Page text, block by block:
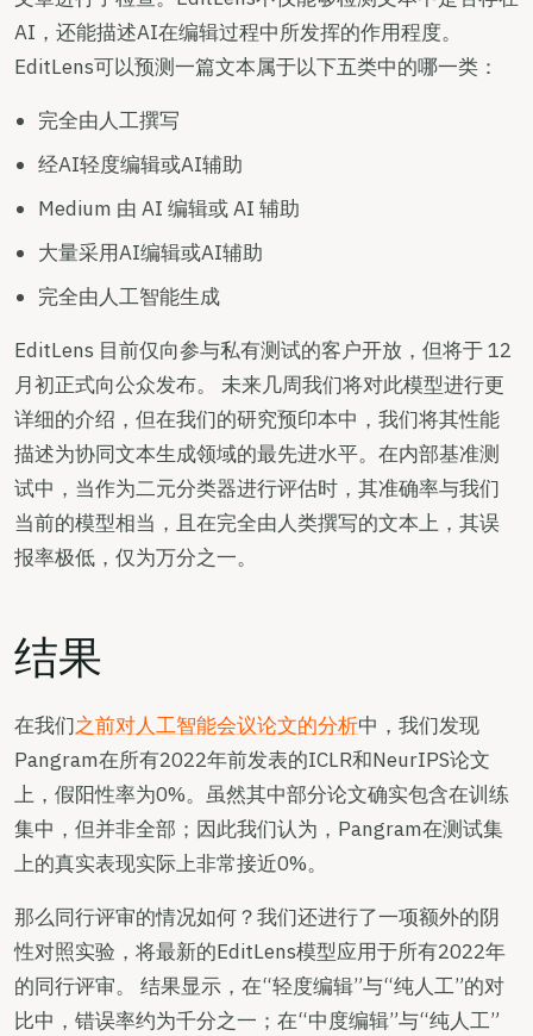
AI，还能描述AI在编辑过程中所发挥的作用程度。
EditLens可以预测一篇文本属于以下五类中的哪一类：
完全由人工撰写
经AI轻度编辑或AI辅助
Medium 由 AI 编辑或 AI 辅助
大量采用AI编辑或AI辅助
完全由人工智能生成
EditLens 目前仅向参与私有测试的客户开放，但将于 12
月初正式向公众发布。 未来几周我们将对此模型进行更
详细的介绍，但在我们的研究预印本中，我们将其性能
描述为协同文本生成领域的最先进水平。在内部基准测
试中，当作为二元分类器进行评估时，其准确率与我们
当前的模型相当，且在完全由人类撰写的文本上，其误
报率极低，仅为万分之一。
结果
在我们之前对人工智能会议论文的分析中，我们发现
Pangram在所有2022年前发表的ICLR和NeurIPS论文
上，假阳性率为0%。虽然其中部分论文确实包含在训练
集中，但并非全部；因此我们认为，Pangram在测试集
上的真实表现实际上非常接近0%。
那么同行评审的情况如何？我们还进行了一项额外的阴
性对照实验，将最新的EditLens模型应用于所有2022年
的同行评审。 结果显示，在“轻度编辑”与“纯人工”的对
比中，错误率约为千分之一；在“中度编辑”与“纯人工”